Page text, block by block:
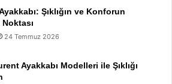
Şıklığın ve Konforun
24 Temmuz 2026
Ayakkabı Modelleri ile Şıklığı